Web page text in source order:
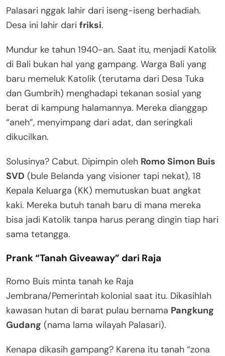
Palasari nggak lahir dari iseng-iseng berhadiah.
Desa ini lahir dari friksi.
Mundur ke tahun 1940-an. Saat itu, menjadi Katolik
di Bali bukan hal yang gampang. Warga Bali yang
baru memeluk Katolik (terutama dari Desa Tuka
dan Gumbrih) menghadapi tekanan sosial yang
berat di kampung halamannya. Mereka dianggap
“aneh”, menyimpang dari adat, dan seringkali
dikucilkan.
Solusinya? Cabut. Dipimpin oleh Romo Simon Buis
SVD (bule Belanda yang visioner tapi nekat), 18
Kepala Keluarga (KK) memutuskan buat angkat
kaki. Mereka butuh tanah baru di mana mereka
bisa jadi Katolik tanpa harus perang dingin tiap hari
sama tetangga.
Prank “Tanah Giveaway” dari Raja
Romo Buis minta tanah ke Raja
Jembrana/Pemerintah kolonial saat itu. Dikasihlah
kawasan hutan di barat pulau bernama Pangkung
Gudang (nama lama wilayah Palasari).
Kenapa dikasih gampang? Karena itu tanah “zona